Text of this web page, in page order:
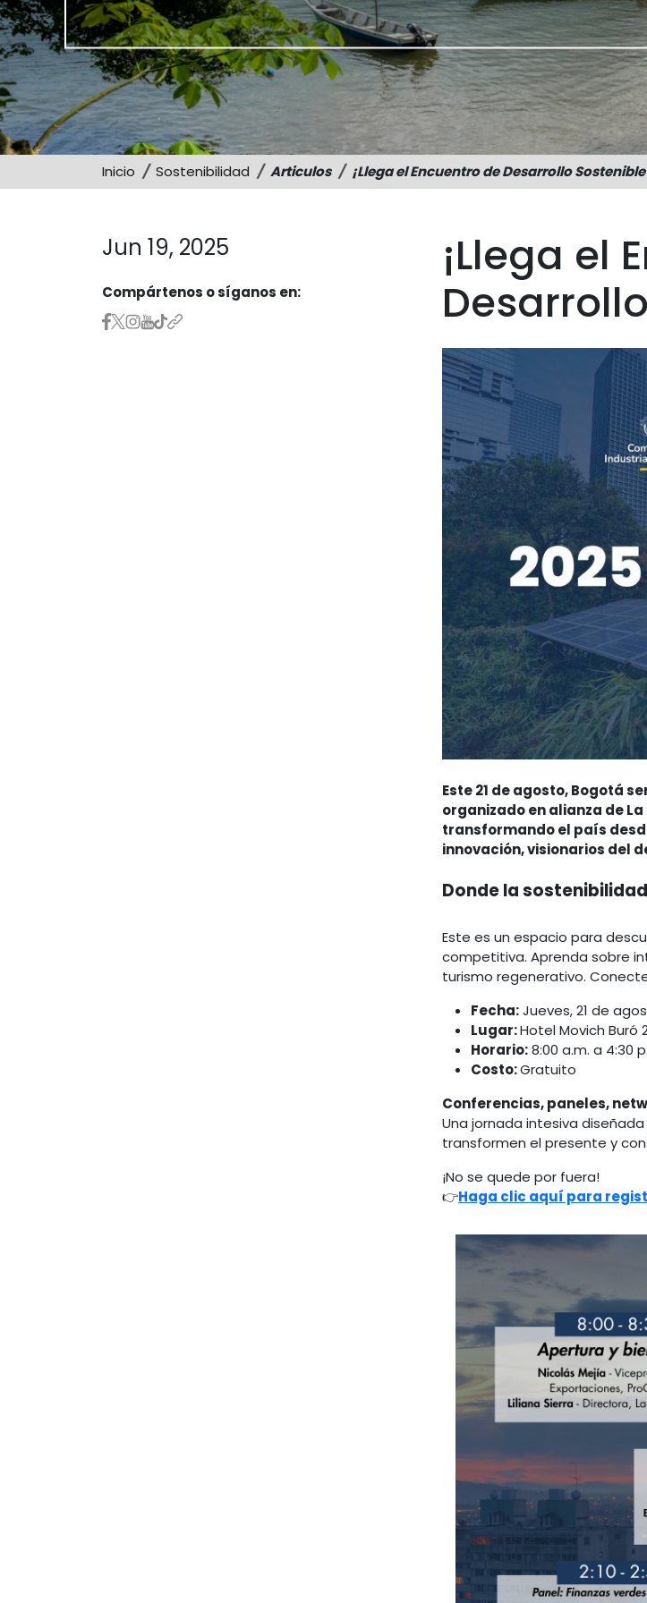
Inicio Sostenibilidad Articulos ¡Llega el Encuentro de Desarrollo
Jun 19, 2025
Compártenos o síganos en:
¡Llega el
Este 21 de agosto, Bogotá
organizado en alianza de
transformando el país
innovación, visionarios del
Donde la
Este es un espacio para
competitiva. Aprenda sobre
turismo regenerativo.
Fecha:Jueves, 21 de
Lugar:Hotel Movich Buró
Horario:8:00 a.m. a 4:30
Costo:Gratuito
Conferencias, paneles,
Una jornada intesiva
transformen el presente y
¡No se quede por fuera!
👉Haga clic aquí para